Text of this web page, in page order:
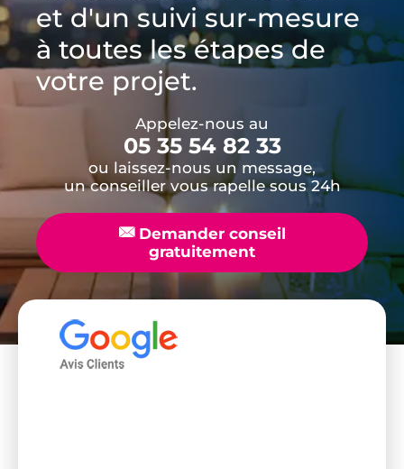
et d'un suivi sur-mesure
à toutes les étapes de
votre projet.
Appelez-nous au
05 35 54 82 33
ou laissez-nous un message,
un conseiller vous rapelle sous 24h
📧Demander conseil
gratuitement